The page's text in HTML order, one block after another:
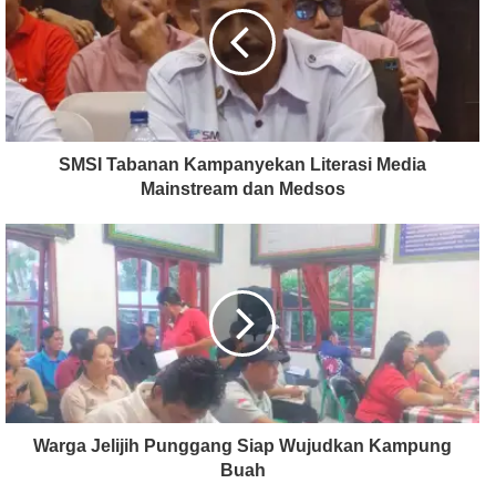
SMSI Tabanan Kampanyekan Literasi Media
Mainstream dan Medsos
Warga Jelijih Punggang Siap Wujudkan Kampung
Buah